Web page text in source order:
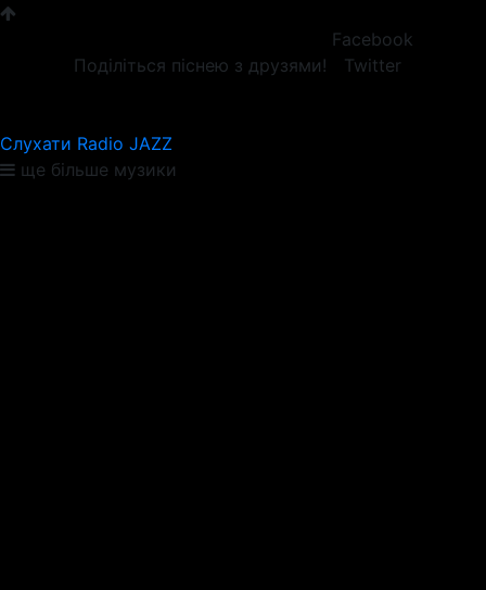
Поділіться піснею з друзями!
Facebook
Twitter
Слухати Radio JAZZ
ще більше музики